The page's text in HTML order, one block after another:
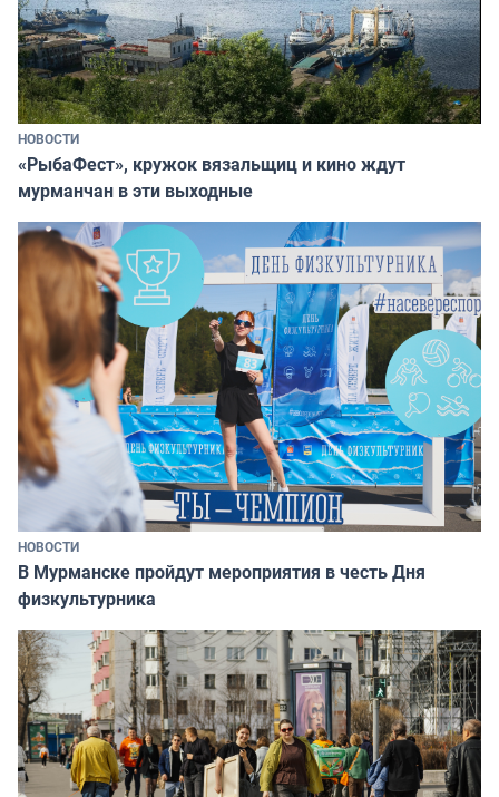
НОВОСТИ
«РыбаФест», кружок вязальщиц и кино ждут
мурманчан в эти выходные
НОВОСТИ
В Мурманске пройдут мероприятия в честь Дня
физкультурника